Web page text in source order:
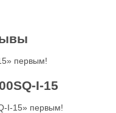
первым!
I-15
I-15» первым!